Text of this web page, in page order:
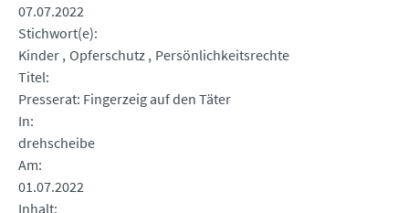
07.07.2022
Stichwort(e)
Kinder Opferschutz Persönlichkeitsrechte
Titel
Presserat: Fingerzeig auf den Täter
In
drehscheibe
Am
01.07.2022
Inhalt